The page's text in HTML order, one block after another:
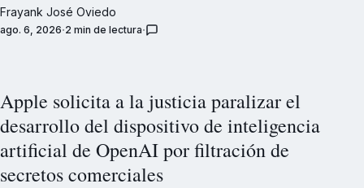
Frayank José Oviedo
ago. 6, 2026 2 min de lectura
Apple solicita a la justicia paralizar el
desarrollo del dispositivo de inteligencia
artificial de OpenAI por filtración de
secretos comerciales